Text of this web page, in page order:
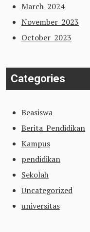
March 2024
November 2023
October 2023
Categories
Beasiswa
Berita Pendidikan
Kampus
pendidikan
Sekolah
Uncategorized
universitas